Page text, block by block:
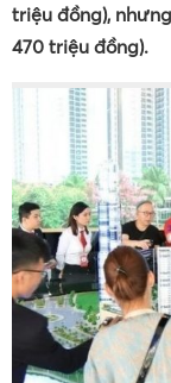
triệu đồng),
470 triệu đồng).